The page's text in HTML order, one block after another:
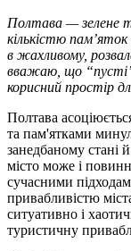
Полтава — зелене
кількістю
в жахливому,
вважаю, що
корисний простір
Полтава
та пам'ятками
занедбаному
місто може і
сучасними
привабливістю
ситуативно і
туристичну